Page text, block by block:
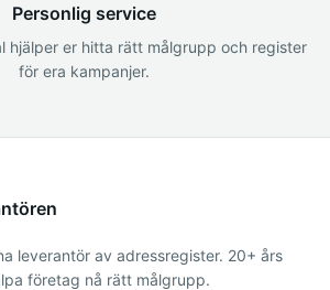
Personlig service
hjälper er hitta rätt målgrupp och register
för era kampanjer.
leverantör av adressregister. 20+ års
företag nå rätt målgrupp.